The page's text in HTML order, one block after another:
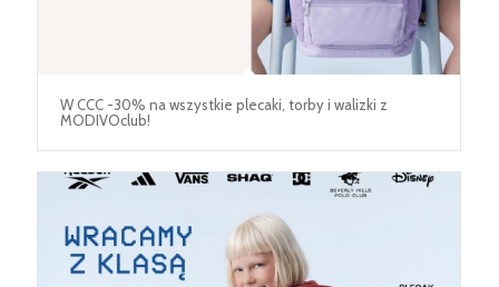
W CCC -30% na wszystkie plecaki, torby i walizki z
MODIVOclub!